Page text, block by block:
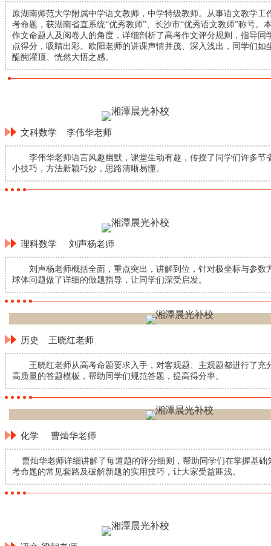
原湖南师范大学附属中学语文教师，中学特级教师。从事语文教学工
考命题，获湖南省直系统“优秀教师”、长沙市“优秀语文教师”称号。
作文命题人及阅卷人的角度，详细剖析了高考作文评分规则，指导同
点得分，吸睛出彩。欧阳老师的讲课声情并茂、深入浅出，同学们如
醍醐灌顶、恍然大悟之感。
文科数学 李伟华老师
李伟华老师语言风趣幽默，课堂生动有趣，传授了同学们许多节
小技巧，方法新颖巧妙，思路清晰易懂。
理科数学 刘声杨老师
刘声杨老师概括全面，重点突出，讲解到位，针对极坐标与参数
球体问题做了详细的做题指导，让同学们深受启发。
历史 王晓红老师
王晓红老师从高考命题要求入手，对客观题、主观题都进行了充
高质量的答题模板，帮助同学们规范答题，提高得分率。
化学 曹灿华老师
曹灿华老师详细讲解了每道题的评分细则，帮助同学们在掌握基础
考命题的常见套路及破解新题的实用技巧，让大家受益匪浅。